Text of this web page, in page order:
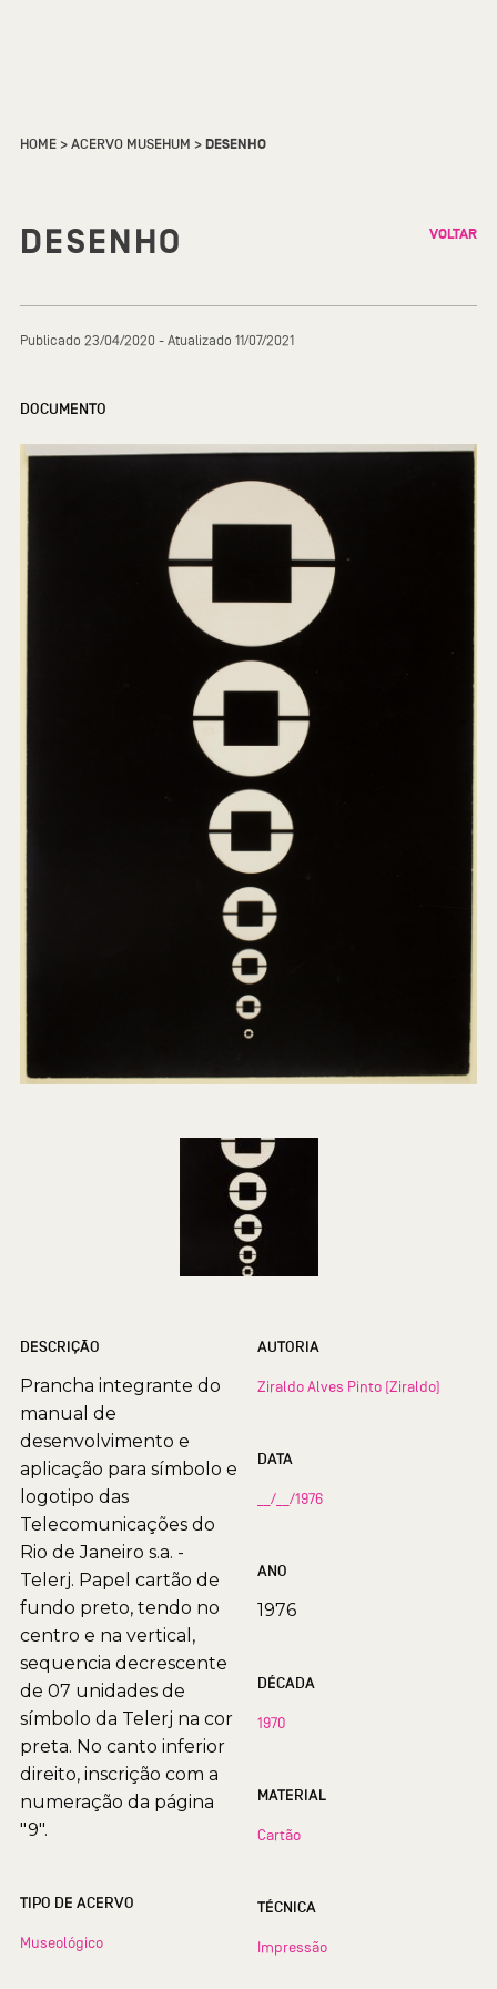
HOME>ACERVO MUSEHUM >DESENHO
DESENHO VOLTAR
Publicado 23/04/2020 - Atualizado 11/07/2021
DOCUMENTO
DESCRIÇÃO
Prancha integrante do
manual de
desenvolvimento e
aplicação para símbolo e
logotipo das
Telecomunicações do
Rio de Janeiro s.a. -
Telerj. Papel cartão de
fundo preto, tendo no
centro e na vertical,
sequencia decrescente
de 07 unidades de
símbolo da Telerj na cor
preta. No canto inferior
direito, inscrição com a
numeração da página
"9".
TIPO DE ACERVO
Museológico
AUTORIA
Ziraldo Alves Pinto (Ziraldo)
DATA
__/__/1976
ANO
1976
DÉCADA
1970
MATERIAL
Cartão
TÉCNICA
Impressão